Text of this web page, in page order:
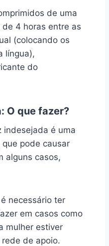
de uma
4 horas entre as
(colocando os
língua),
do
O que fazer?
indesejada é uma
pode causar
alguns casos,
necessário ter
em casos como
mulher estiver
de apoio.